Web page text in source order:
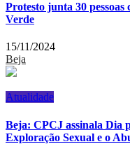
Protesto junta 30
Verde
15/11/2024
Beja
Atualidade
Beja: CPCJ assinala Dia
Exploração Sexual e o